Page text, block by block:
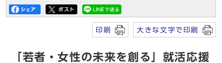
印刷 大きな文字で印刷
「若者・女性の未来を創る」就活応援